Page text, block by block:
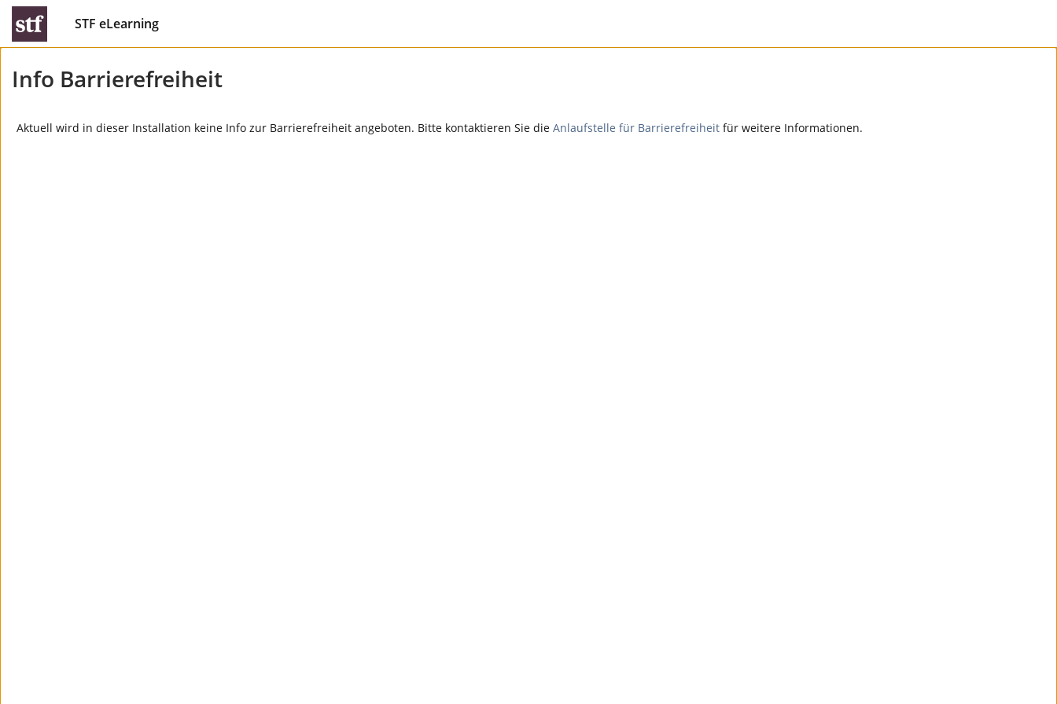
STF eLearning
Info Barrierefreiheit
Aktuell wird in dieser Installation keine Info zur Barrierefreiheit angeboten. Bitte kontaktieren Sie die Anlaufstelle für Barrierefreiheit für weitere Informationen.